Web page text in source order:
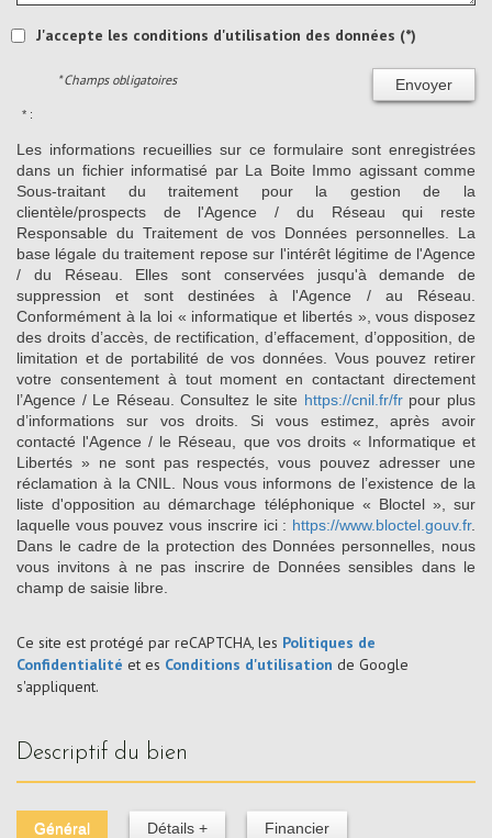
J'accepte les conditions d'utilisation des données (*)
Envoyer
* Champs obligatoires
* :
Les informations recueillies sur ce formulaire sont enregistrées
dans un fichier informatisé par La Boite Immo agissant comme
Sous-traitant du traitement pour la gestion de la
clientèle/prospects de l'Agence / du Réseau qui reste
Responsable du Traitement de vos Données personnelles. La
base légale du traitement repose sur l'intérêt légitime de l'Agence
/ du Réseau. Elles sont conservées jusqu'à demande de
suppression et sont destinées à l'Agence / au Réseau.
Conformément à la loi « informatique et libertés », vous disposez
des droits d’accès, de rectification, d’effacement, d’opposition, de
limitation et de portabilité de vos données. Vous pouvez retirer
votre consentement à tout moment en contactant directement
l’Agence / Le Réseau. Consultez le site https://cnil.fr/frpour plus
d’informations sur vos droits. Si vous estimez, après avoir
contacté l'Agence / le Réseau, que vos droits « Informatique et
Libertés » ne sont pas respectés, vous pouvez adresser une
réclamation à la CNIL. Nous vous informons de l’existence de la
liste d'opposition au démarchage téléphonique « Bloctel », sur
laquelle vous pouvez vous inscrire ici : https://www.bloctel.gouv.fr.
Dans le cadre de la protection des Données personnelles, nous
vous invitons à ne pas inscrire de Données sensibles dans le
champ de saisie libre.
Ce site est protégé par reCAPTCHA, les Politiques de
Confidentialité et es Conditions d'utilisation de Google
s'appliquent.
descriptif du bien
Général Détails + Financier